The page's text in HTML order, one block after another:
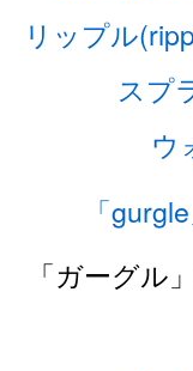
リップル
スプ
ウ
「
「ガーグル